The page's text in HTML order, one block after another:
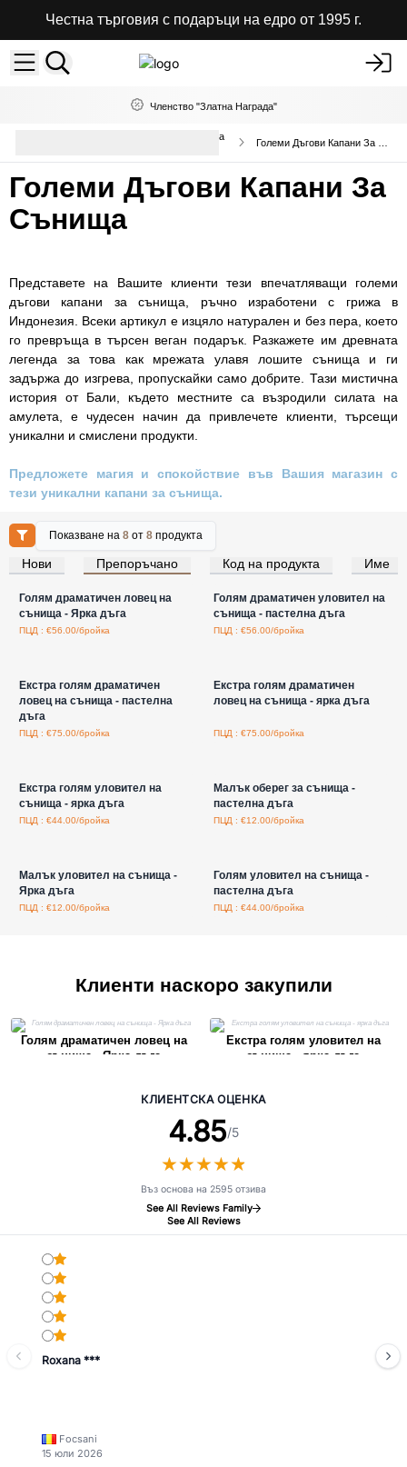
Честна търговия с подаръци на едро от 1995 г.
Членство "Златна Награда"
Амулет за сънища, висулки и пана
Големи Дъгови Капани За
Сънища
Представете на Вашите клиенти тези впечатляващи големи
дъгови капани за сънища, ръчно изработени с грижа в
Индонезия. Всеки артикул е изцяло натурален и без пера, което
го превръща в търсен веган подарък. Разкажете им древната
легенда за това как мрежата улавя лошите сънища и ги
задържа до изгрева, пропускайки само добрите. Тази мистична
история от Бали, където местните са възродили силата на
амулета, е чудесен начин да привлечете клиенти, търсещи
уникални и смислени продукти.
Предложете магия и спокойствие във Вашия магазин с
тези уникални капани за сънища.
Показване на8 от8 продукта
Нови Препоръчано Код на продукта Име
Влезте за цени на едро
Голям драматичен ловец на
сънища - Ярка дъга
ПЦД : €56.00/бройка
Влезте за цени на едро
Голям драматичен уловител на
сънища - пастелна дъга
ПЦД : €56.00/бройка
Екстра голям драматичен
ловец на сънища - пастелна
дъга
ПЦД : €75.00/бройка
Екстра голям драматичен
ловец на сънища - ярка дъга
ПЦД : €75.00/бройка
Екстра голям уловител на
сънища - ярка дъга
ПЦД : €44.00/бройка
Малък оберег за сънища -
пастелна дъга
ПЦД : €12.00/бройка
Малък уловител на сънища -
Ярка дъга
ПЦД : €12.00/бройка
Голям уловител на сънища -
пастелна дъга
ПЦД : €44.00/бройка
Клиенти наскоро закупили
Голям драматичен ловец на
сънища - Ярка дъга
Екстра голям уловител на
сънища - ярка дъга
КЛИЕНТСКА ОЦЕНКА
4.85/5
★★★★★
★★★★★
Въз основа на 2595 отзива
See All Reviews Family
See All Reviews
Roxana ***
Focsani
15 юли 2026